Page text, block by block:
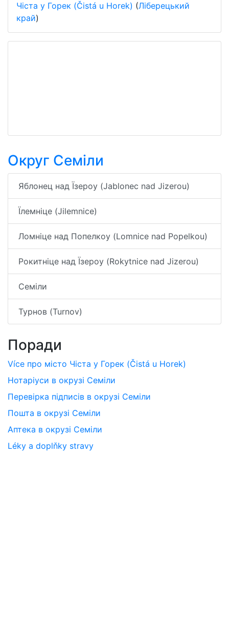
Чіста у Горек (Čistá u Horek) (Ліберецький
край)
Округ Семіли
Яблонец над Їзероу (Jablonec nad Jizerou)
Їлемніце (Jilemnice)
Ломніце над Попелкоу (Lomnice nad Popelkou)
Рокитніце над Їзероу (Rokytnice nad Jizerou)
Семіли
Турнов (Turnov)
Поради
Více про місто Чіста у Горек (Čistá u Horek)
Нотаріуси в окрузі Семіли
Перевірка підписів в окрузі Семіли
Пошта в окрузі Семіли
Аптека в окрузі Семіли
Léky a doplňky stravy